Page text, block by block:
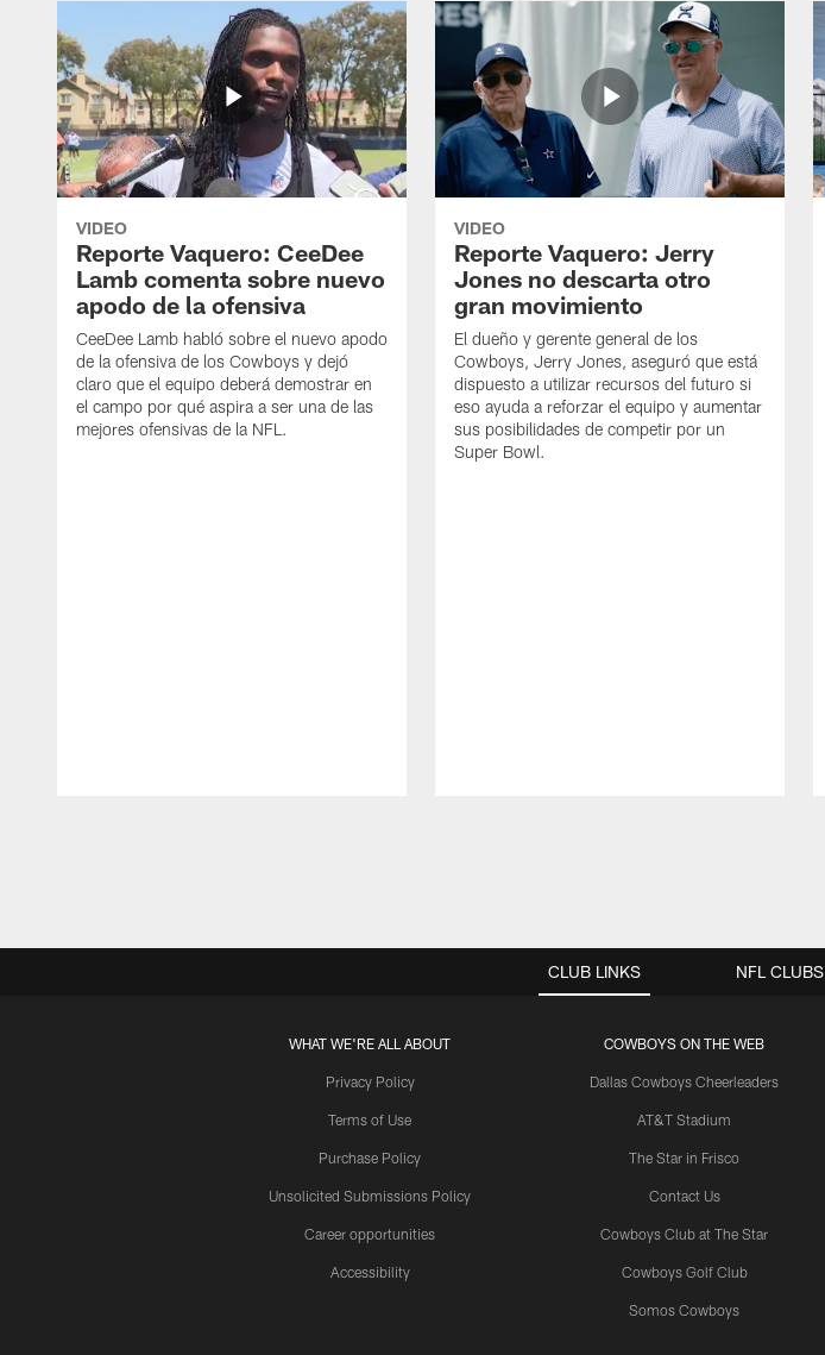
VIDEO
Reporte Vaquero: CeeDee
Lamb comenta sobre nuevo
apodo de la ofensiva
CeeDee Lamb habló sobre el nuevo apodo
de la ofensiva de los Cowboys y dejó
claro que el equipo deberá demostrar en
el campo por qué aspira a ser una de las
mejores ofensivas de la NFL.
VIDEO
Reporte Vaquero: Jerry
Jones no descarta otro
gran movimiento
El dueño y gerente general de los
Cowboys, Jerry Jones, aseguró que está
dispuesto a utilizar recursos del futuro si
eso ayuda a reforzar el equipo y aumentar
sus posibilidades de competir por un
Super Bowl.
CLUB LINKS
WHAT WE'RE ALL ABOUT
Privacy Policy
Terms of Use
Purchase Policy
Unsolicited Submissions Policy
Career opportunities
Accessibility
COWBOYS ON THE WEB
Dallas Cowboys Cheerleaders
AT&T Stadium
The Star in Frisco
Contact Us
Cowboys Club at The Star
Cowboys Golf Club
Somos Cowboys
NFL CLUBS